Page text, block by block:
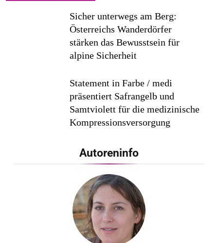
Sicher unterwegs am Berg:
Österreichs Wanderdörfer
stärken das Bewusstsein für
alpine Sicherheit
Statement in Farbe / medi
präsentiert Safrangelb und
Samtviolett für die medizinische
Kompressionsversorgung
PEPE JEANS LONDON AW26
Flachste mechanische
Weltzeituhr gewinnt Red Dot:
Best of the Best 2026 / NOMOS
Glashütte erzielt 94 von 100
Autoreninfo